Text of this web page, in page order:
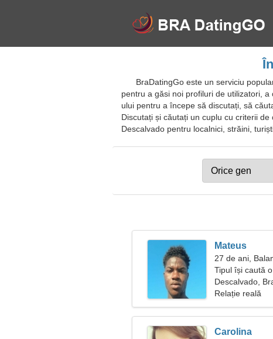
BraDatingGo este un serviciu
pentru a găsi noi profiluri de utilizatori,
ului pentru a începe să discutați, să
Discutați și căutați un cuplu cu criterii
Descalvado pentru localnici, străini,
Mateus
27 de ani,
Tipul își caută
Descalvado,
Relație reală
Carolina